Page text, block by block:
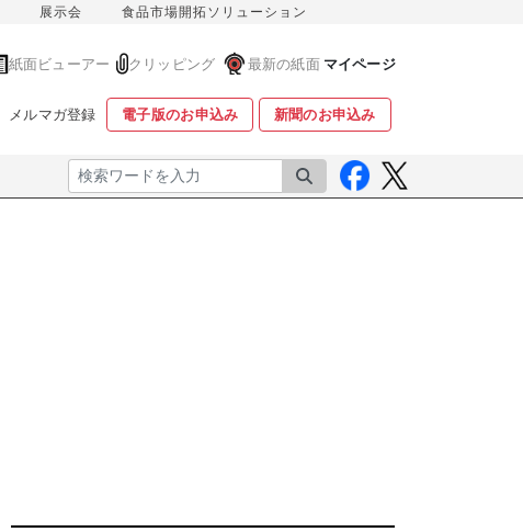
展示会 食品市場開拓ソリューション
紙面ビューアー クリッピング 最新の紙面 マイページ
メルマガ登録 電子版のお申込み 新聞のお申込み
検索